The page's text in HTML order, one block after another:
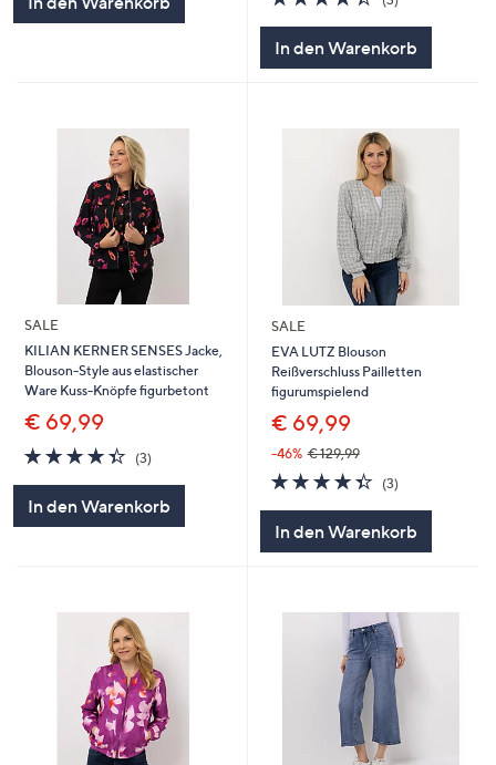
von
5
In den Warenkorb
SALE
KILIAN KERNER SENSES Jacke,
Blouson-Style aus elastischer
Ware Kuss-Knöpfe figurbetont
€ 69,99
4.3
von
5
(3)
In den Warenkorb
SALE
EVA LUTZ Blouson
Reißverschluss Pailletten
figurumspielend
€ 69,99
-46% € 129,99
4.3
von
5
(3)
In den Warenkorb